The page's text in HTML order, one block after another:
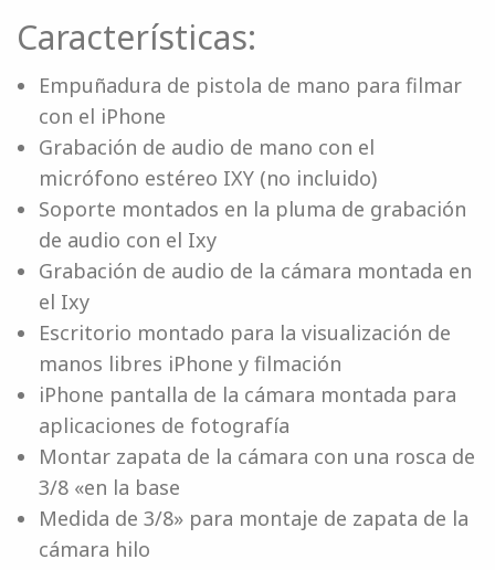
Características:
Empuñadura de pistola de mano para filmar
con el iPhone
Grabación de audio de mano con el
micrófono estéreo IXY (no incluido)
Soporte montados en la pluma de grabación
de audio con el Ixy
Grabación de audio de la cámara montada en
el Ixy
Escritorio montado para la visualización de
manos libres iPhone y filmación
iPhone pantalla de la cámara montada para
aplicaciones de fotografía
Montar zapata de la cámara con una rosca de
3/8 «en la base
Medida de 3/8» para montaje de zapata de la
cámara hilo